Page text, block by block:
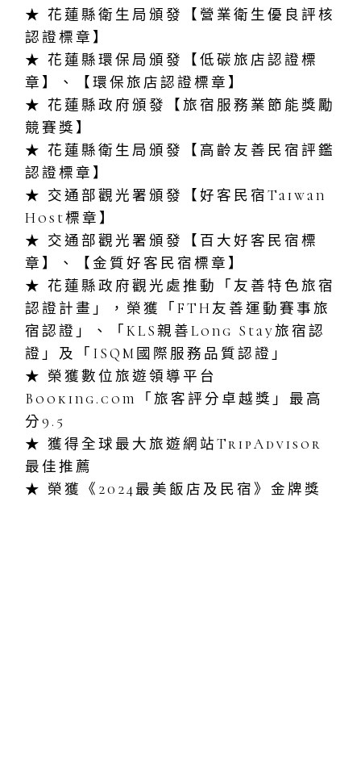
★ 花蓮縣衛生局頒發【營業衛生優良評核
認證標章】
★ 花蓮縣環保局頒發【低碳旅店認證標
章】、【環保旅店認證標章】
★ 花蓮縣政府頒發【旅宿服務業節能獎勵
競賽獎】
★ 花蓮縣衛生局頒發【高齡友善民宿評鑑
認證標章】
★ 交通部觀光署頒發【好客民宿Taiwan
Host標章】
★ 交通部觀光署頒發【百大好客民宿標
章】、【金質好客民宿標章】
★ 花蓮縣政府觀光處推動「友善特色旅宿
認證計畫」，榮獲「FTH友善運動賽事旅
宿認證」、「KLS親善Long Stay旅宿認
證」及「ISQM國際服務品質認證」
★ 榮獲數位旅遊領導平台
Booking.com「旅客評分卓越獎」最高
分9.5
★ 獲得全球最大旅遊網站TripAdvisor
最佳推薦
★ 榮獲《2024最美飯店及民宿》金牌獎